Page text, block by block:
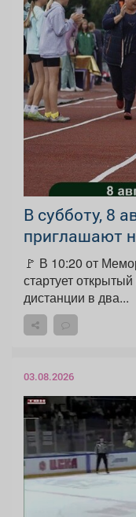
В субботу, 8
приглашают
🚩 В 10:20 от
стартует
дистанции в два...
03.08.2026